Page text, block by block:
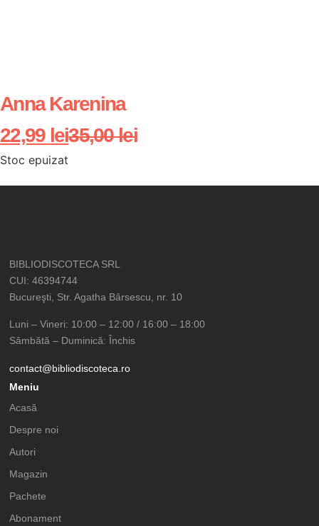
Anna Karenina
35,00lei
22,99 lei
Stoc epuizat
BIBLIODISCOTECA SRL
CUI: 46394744
Bucureşti, Str. Agatha Bârsescu, nr. 10
Luni – Vineri: 10:00 – 12:00 / 16:00 – 18:00
Sâmbătă – Duminică: Închis
contact@bibliodiscoteca.ro
Meniu
Acasă
Despre noi
Autori
Magazin
Pachete
Abonament